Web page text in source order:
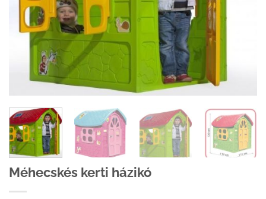
Méhecskés kerti házikó